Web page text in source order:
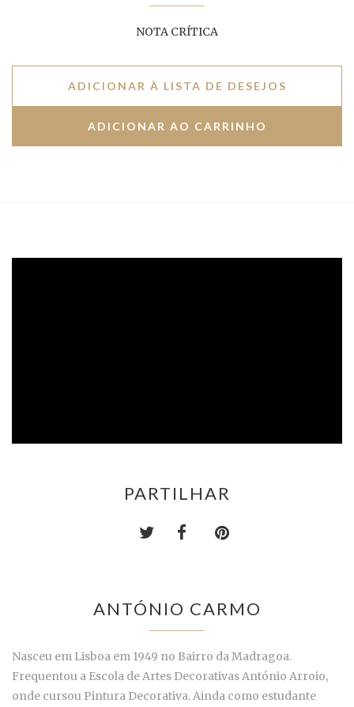
NOTA CRÍTICA
ADICIONAR À LISTA DE DESEJOS
PARTILHAR
ANTÓNIO CARMO
Nasceu em Lisboa em 1949 no Bairro da Madragoa.
Frequentou a Escola de Artes Decorativas António Arroio,
onde cursou Pintura Decorativa. Ainda como estudante